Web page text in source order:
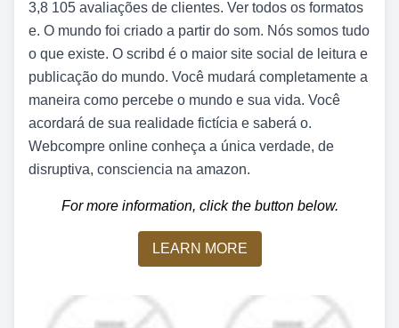
3,8 105 avaliações de clientes. Ver todos os formatos
e. O mundo foi criado a partir do som. Nós somos tudo
o que existe. O scribd é o maior site social de leitura e
publicação do mundo. Você mudará completamente a
maneira como percebe o mundo e sua vida. Você
acordará de sua realidade fictícia e saberá o.
Webcompre online conheça a única verdade, de
disruptiva, consciencia na amazon.
For more information, click the button below.
LEARN MORE